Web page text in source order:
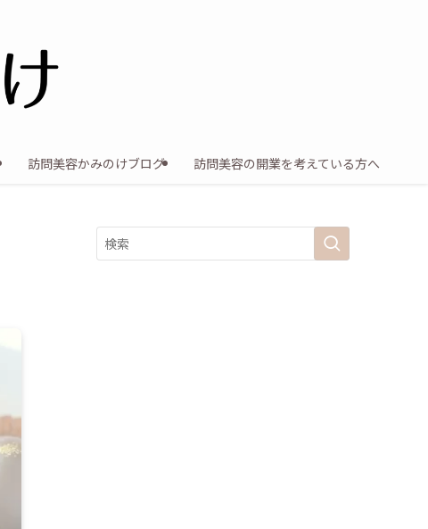
訪問美容かみのけブログ 訪問美容の開業を考えている方へ